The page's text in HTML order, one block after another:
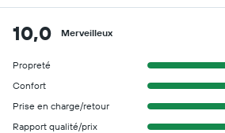
10,0 Merveilleux
Propreté
Confort
Prise en charge/retour
Rapport qualité/prix